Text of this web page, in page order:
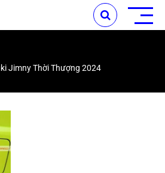
Jimny Thời Thượng 2024